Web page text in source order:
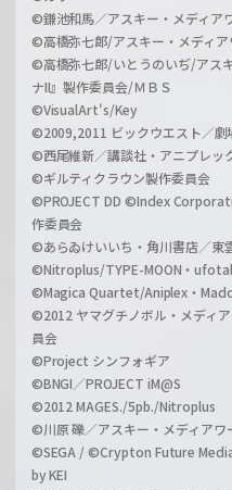
©鎌池和馬／アスキー・メディア
©高橋弥七郎/アスキー・メディ
©高橋弥七郎/いとうのいぢ/アス
ナII』製作委員会/ＭＢＳ
©VisualArt's/Key
©2009,2011 ビックウエスト／劇
©西尾維新／講談社・アニプレッ
©ギルティクラウン製作委員会
©PROJECT DD ©Index
作委員会
©あらゐけいいち・角川書店／東
©Nitroplus/TYPE-MOON・
©Magica Quartet/Aniplex・
©2012 ヤマグチノボル・メディ
員会
©Project シンフォギア
©BNGI／PROJECT iM@S
©2012 MAGES./5pb./Nitroplus
©川原 礫／アスキー・メディア
©SEGA / ©Crypton Future
by KEI